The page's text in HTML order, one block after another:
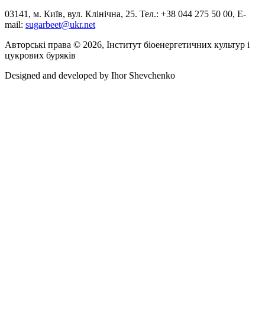
03141, м. Київ, вул. Клінічна, 25. Тел.: +38 044 275 50 00, E-
mail: sugarbeet@ukr.net
Авторські права © 2026, Інститут біоенергетичних культур і
цукрових буряків
Designed and developed by Ihor Shevchenko